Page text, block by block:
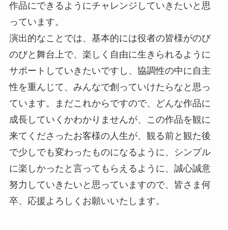
作品にできるようにチャレンジしていきたいと思
っています。
演出的なことでは、基本的には役者の皆様がのび
のびと舞台上で、楽しく自由に生きられるように
サポートしていきたいですし、協調性の中に自主
性を重んじて、みんなで創っていけたらなと思っ
ています。まだこれからですので、どんな作品に
成長していくかわかりませんが、この作品を観に
来てくださったお客様の人生が、観る前と観た後
で少しでも変わったものになるように、シンプル
に楽しかったと言ってもらえるように、誠心誠意
努力していきたいと思っていますので、皆さま何
卒、応援よろしくお願いいたします。